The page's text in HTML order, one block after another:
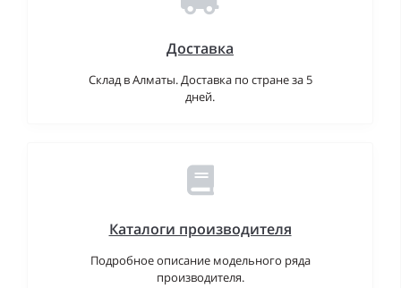
Доставка
Склад в Алматы. Доставка по стране за 5
дней.
Каталоги производителя
Подробное описание модельного ряда
производителя.